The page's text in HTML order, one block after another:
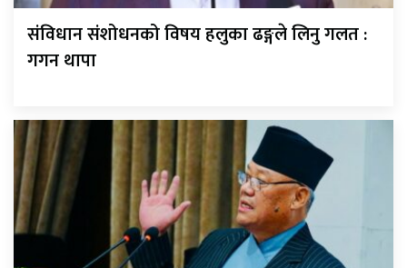
संविधान संशोधनको विषय हलुका ढङ्गले लिनु गलत :
गगन थापा